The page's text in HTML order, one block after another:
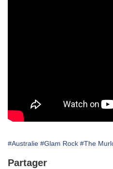
#Australie #Glam Rock #The
Partager